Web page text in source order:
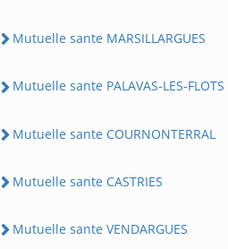
Mutuelle sante MARSILLARGUES
Mutuelle sante PALAVAS-LES-FLOTS
Mutuelle sante COURNONTERRAL
Mutuelle sante CASTRIES
Mutuelle sante VENDARGUES